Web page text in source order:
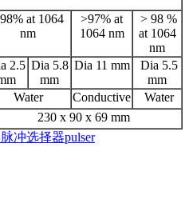
at 1064
nm
>97% at
1064 nm
> 98 %
at 1064
nm
2.5 Dia 5.8
mm
Dia 11 mm
Dia 5.5
mm
Water Conductive
Water
230 x 90 x 69 mm
脉冲选择器pulser